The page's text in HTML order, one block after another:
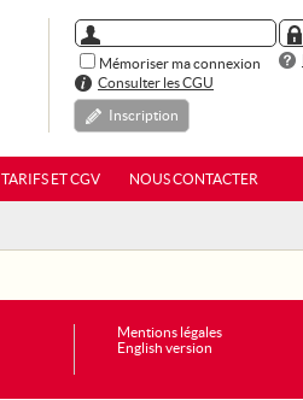
Mémoriser ma connexion
Consulter les CGU
Inscription
TARIFS ET CGV NOUS CONTACTER
Mentions légales
English version